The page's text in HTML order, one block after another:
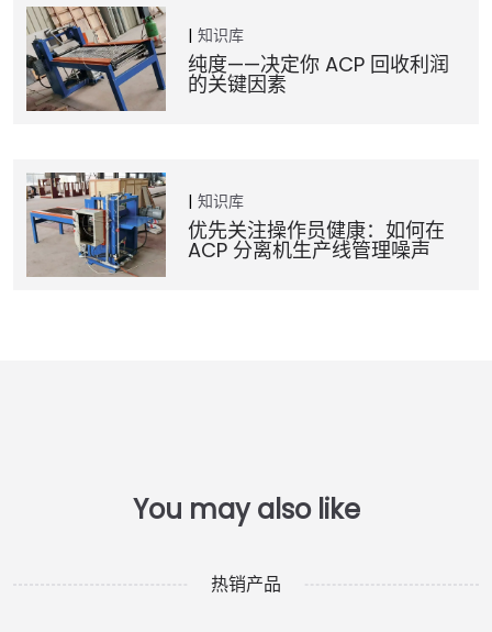
知识库
纯度——决定你 ACP 回收利润
的关键因素
知识库
优先关注操作员健康：如何在
ACP 分离机生产线管理噪声
热销产品